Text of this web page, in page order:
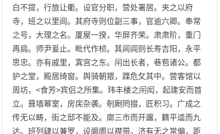
白不提，行旅让衢。设官分职，营处署居。夹之以府
寺，班之以里闾。其府寺则位副三事，官逾六卿。奉常
之号，大理之名。厦屋一揆，华屏齐荣。肃肃阶，重门
再扃。师尹爰止。毗代作桢。其闾阎则长寿吉阳，永平
思忠。亦有戚里，寘宫之东。闬出长者，巷苞诸公。都
护之堂，殿居绮窗。舆骑朝猥，蹀危攵其中。营客馆以
周坊，<食芳>宾侣之所集。玮丰楼之闬闳，起建安而首
立。葺墙幂室，房庑杂袭。剞劂罔掇，匠积习。广成之
传无以畴，街之邸不能及。廓三市而开廛，籍平逵而九
达。班列肆以兼罗，设阛阓以襟带。济有无之常偏，距